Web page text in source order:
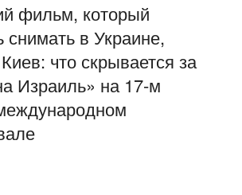
фильм, который
снимать в Украине,
что скрывается за
Израиль» на 17-м